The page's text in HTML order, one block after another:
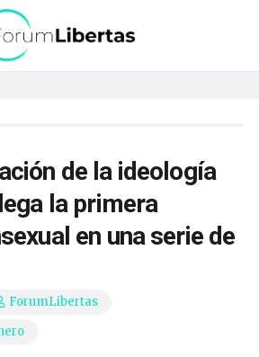
de la ideología
la primera
en una serie de
ForumLibertas